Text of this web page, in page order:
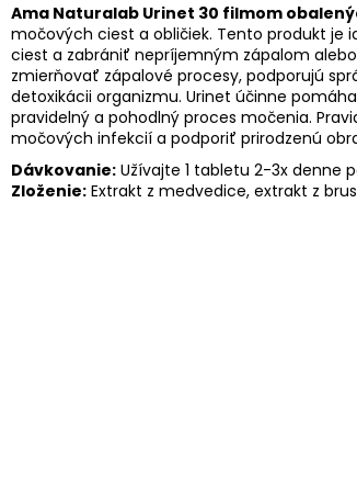
Ama Naturalab Urinet 30 filmom
močových ciest a obličiek. Tento produkt je
ciest a zabrániť nepríjemným zápalom
zmierňovať zápalové procesy, podporujú
detoxikácii organizmu. Urinet účinne
pravidelný a pohodlný proces močenia.
močových infekcií a podporiť prirodzenú
Dávkovanie: Užívajte 1 tabletu 2-3x denne
Zloženie: Extrakt z medvedice, extrakt z